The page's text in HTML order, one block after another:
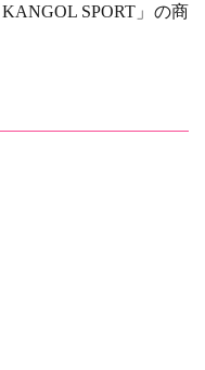
SPORT」の商